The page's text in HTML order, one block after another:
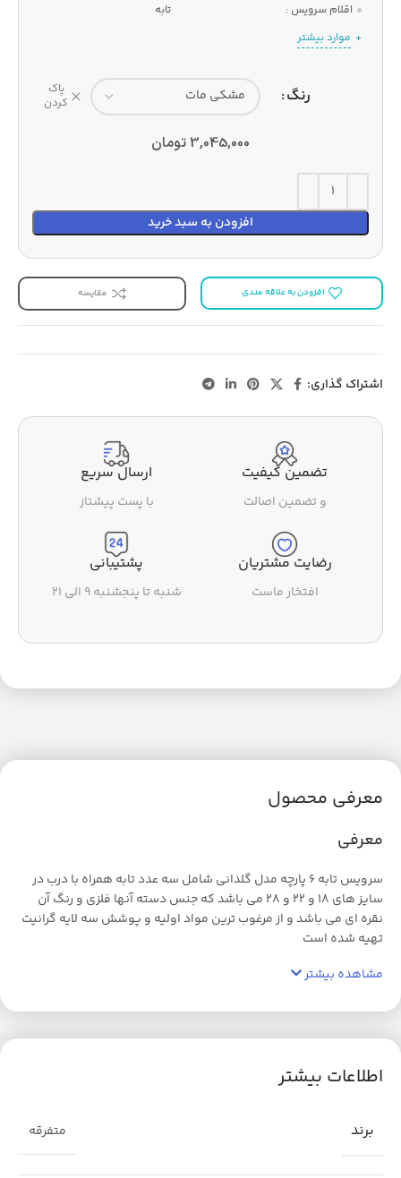
اقلام سرویس :
تابه
موارد بیشتر
رنگ
پاک
کردن
3,045,000تومان
افزودن به سبد خرید
افزودن به علاقه مندی مقایسه
اشتراک گذاری:
تضمین کیفیت
و تضمین اصالت
ارسال سریع
با پست پیشتاز
رضایت مشتریان
افتخار ماست
پشتیبانی
شنبه تا پنجشنبه ۹ الی ۲۱
معرفی محصول
معرفی
سرویس تابه ۶ پارچه مدل گلدانی شامل سه عدد تابه همراه با درب در
سایز های ۱۸ و ۲۲ و ۲۸ می باشد که جنس دسته آنها فلزی و رنگ آن
نقره ای می باشد و از مرغوب ترین مواد اولیه و پوشش سه لایه گرانیت
تهیه شده است
مشاهده بیشتر
اطلاعات بیشتر
برند متفرقه